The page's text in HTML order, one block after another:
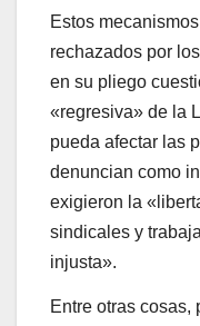
Estos
rechazados por
en su pliego
«regresiva» de la
pueda afectar las
denuncian como
exigieron la
sindicales y
injusta».
Entre otras